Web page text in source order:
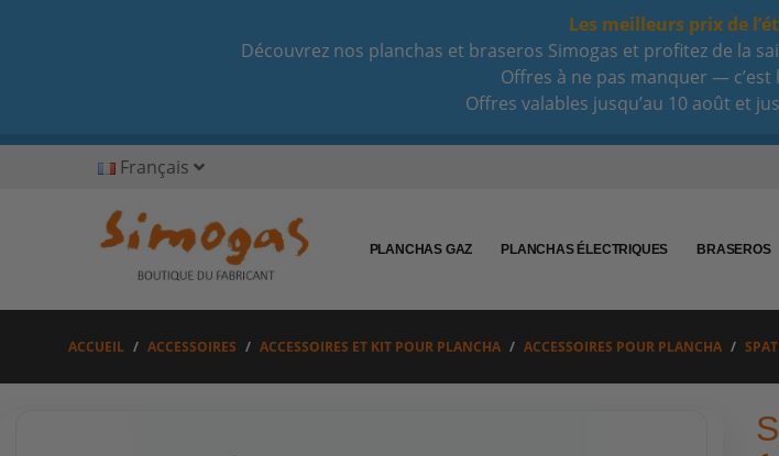
Les meilleurs prix de
Découvrez nos planchas et braseros Simogas et profitez de la
Offres à ne pas manquer —
Offres valables jusqu’au 10 août et
Français
PLANCHAS GAZ PLANCHAS ÉLECTRIQUES BRASEROS
ACCUEIL ACCESSOIRES ACCESSOIRES ET KIT POUR PLANCHA ACCESSOIRES POUR PLANCHA